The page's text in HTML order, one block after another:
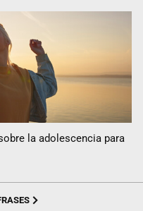
la adolescencia para